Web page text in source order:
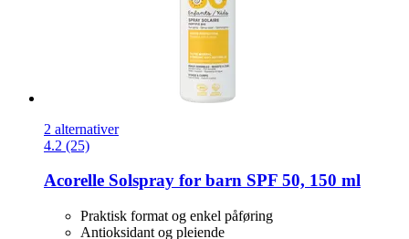
2 alternativer
4.2 (25)
Acorelle Solspray for barn SPF 50, 150 ml
Praktisk format og enkel påføring
Antioksidant og pleiende